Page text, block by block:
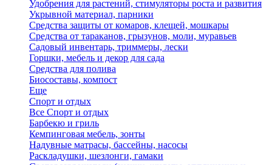
Удобрения для растений, стимуляторы роста и развития
Укрывной материал, парники
Средства защиты от комаров, клещей, мошкары
Средства от тараканов, грызунов, моли, муравьев
Садовый инвентарь, триммеры, лески
Горшки, мебель и декор для сада
Средства для полива
Биосоставы, компост
Еще
Спорт и отдых
Все Спорт и отдых
Барбекю и гриль
Кемпинговая мебель, зонты
Надувные матрасы, бассейны, насосы
Раскладушки, шезлонги, гамаки